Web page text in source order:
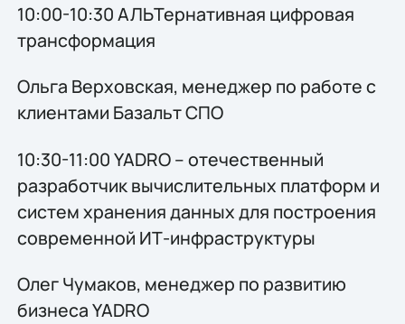
10:00-10:30 АЛЬТернативная цифровая
трансформация
Ольга Верховская, менеджер по работе с
клиентами Базальт СПО
10:30-11:00 YADRO – отечественный
разработчик вычислительных платформ и
систем хранения данных для построения
современной ИТ-инфраструктуры
Олег Чумаков, менеджер по развитию
бизнеса YADRO